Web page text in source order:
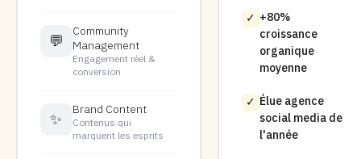
💬
Community
Management
Engagement réel &
conversion
✨
Brand Content
Contenus qui
marquent les esprits
✓ +80%
croissance
organique
moyenne
✓ Élue agence
social media de
l'année